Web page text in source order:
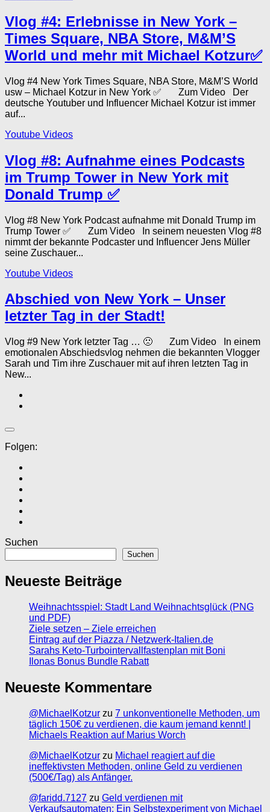
Vlog #4: Erlebnisse in New York –
Times Square, NBA Store, M&M’S
World und mehr mit Michael Kotzur✅
Vlog #4 New York Times Square, NBA Store, M&M’S World
usw – Michael Kotzur in New York ✅ Zum Video Der
deutsche Youtuber und Influencer Michael Kotzur ist immer
auf...
Youtube Videos
Vlog #8: Aufnahme eines Podcasts
im Trump Tower in New York mit
Donald Trump ✅
Vlog #8 New York Podcast aufnahme mit Donald Trump im
Trump Tower ✅ Zum Video In seinem neuesten Vlog #8
nimmt der bekannte Podcaster und Influencer Jens Müller
seine Zuschauer...
Youtube Videos
Abschied von New York – Unser
letzter Tag in der Stadt!
Vlog #9 New York letzter Tag … 🙁 Zum Video In einem
emotionalen Abschiedsvlog nehmen die bekannten Vlogger
Sarah und Tim ihre Zuschauer mit auf ihren letzten Tag in
New...
Folgen:
Suchen
Suchen
Neueste Beiträge
Weihnachtsspiel: Stadt Land Weihnachtsglück (PNG
und PDF)
Ziele setzen – Ziele erreichen
Eintrag auf der Piazza / Netzwerk-Italien.de
Sarahs Keto-Turbointervallfastenplan mit Boni
Ilonas Bonus Bundle Rabatt
Neueste Kommentare
@MichaelKotzur zu 7 unkonventionelle Methoden, um
täglich 150€ zu verdienen, die kaum jemand kennt! |
Michaels Reaktion auf Marius Worch
@MichaelKotzur zu Michael reagiert auf die
ineffektivsten Methoden, online Geld zu verdienen
(500€/Tag) als Anfänger.
@faridd.7127 zu Geld verdienen mit
Verkaufsautomaten: Ein Selbstexperiment von Michael